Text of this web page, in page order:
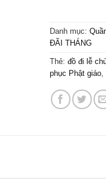
Danh mục:
ĐÃI THÁNG
Thẻ: đồ đi lễ
phục Phật giáo